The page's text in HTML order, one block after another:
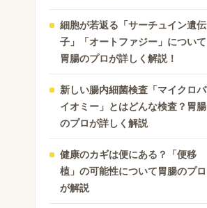
細胞が若返る「サーチュイン遺伝
子」「オートファジー」について
胃腸のプロが詳しく解説！
新しい腸内細菌検査「マイクロバ
イオミー」とはどんな検査？胃腸
のプロが詳しく解説
健康のカギは便にある？「便移
植」の可能性について胃腸のプロ
が解説